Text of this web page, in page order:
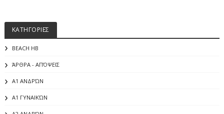
ΚΑΤΗΓΟΡΙΕΣ
BEACH HB
ΆΡΘΡΑ - ΑΠΌΨΕΙΣ
Α1 ΑΝΔΡΏΝ
Α1 ΓΥΝΑΙΚΏΝ